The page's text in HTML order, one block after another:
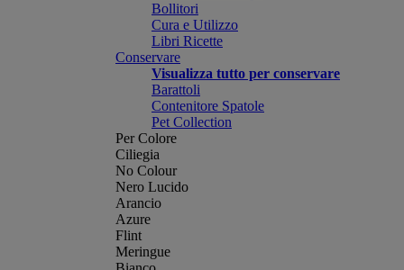
Bollitori
Cura e Utilizzo
Libri Ricette
Conservare
Visualizza tutto per conservare
Barattoli
Contenitore Spatole
Pet Collection
Per Colore
Ciliegia
No Colour
Nero Lucido
Arancio
Azure
Flint
Meringue